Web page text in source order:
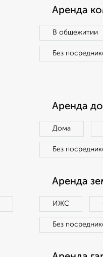
Аренда
В общежитии
Без
Аренда
Дома
Без
Аренда
ИЖС
Без